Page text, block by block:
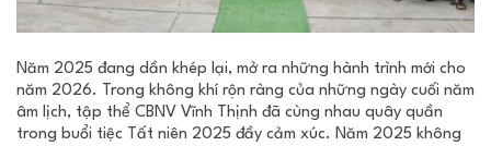
Năm 2025 đang dần khép lại, mở ra những hành trình mới cho
năm 2026. Trong không khí rộn ràng của những ngày cuối năm
âm lịch, tập thể CBNV Vĩnh Thịnh đã cùng nhau quây quần
trong buổi tiệc Tất niên 2025 đầy cảm xúc. Năm 2025 không